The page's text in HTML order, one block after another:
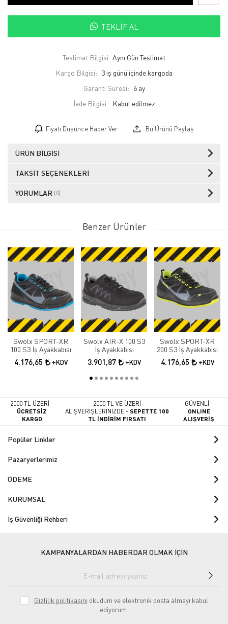
TEKLIF AL
Teslimat Bilgisi Aynı Gün Teslimat
Kargo Bilgisi: 3 iş günü içinde kargoda
Garanti Süresi: 6 ay
İade Bilgisi:
Fiyatı Düşünce Haber Ver Bu Ürünü Paylaş
ÜRÜN BILGISI
TAKSIT SEÇENEKLERI
YORUMLAR (0)
Benzer Ürünler
Swolx SPORT-XR
100 S3 İş Ayakkabısı
4.176,65 +KDV
Swolx AIR-X 100 S3
İş Ayakkabısı
3.901,87 +KDV
Swolx SPORT-XR
200 S3 İş Ayakkabısı
4.176,65 +KDV
2000 TL ÜZERİ -
ÜCRETSİZ
KARGO
2000 TL VE ÜZERİ
ALIŞVERİŞLERİNİZDE -SEPETTE 100
TL İNDİRİM FIRSATI
GÜVENLİ -
ONLINE
ALIŞVERİŞ
Popüler Linkler
Pazaryerlerimiz
ÖDEME
KURUMSAL
İş Güvenliği Rehberi
KAMPANYALARDAN HABERDAR OLMAK İÇİN
Gizlilik politikasını okudum ve elektronik posta almayı kabul
ediyorum.